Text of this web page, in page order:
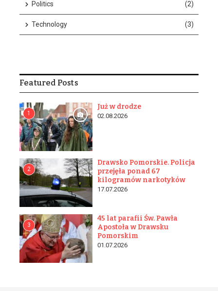
Politics (2)
Technology (3)
Featured Posts
1
Już w drodze
02.08.2026
2
Drawsko Pomorskie. Policja
przejęła ponad 67
kilogramów narkotyków
17.07.2026
3
45 lat parafii Św. Pawła
Apostoła w Drawsku
Pomorskim
01.07.2026